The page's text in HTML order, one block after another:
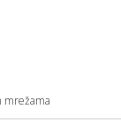
mrežama